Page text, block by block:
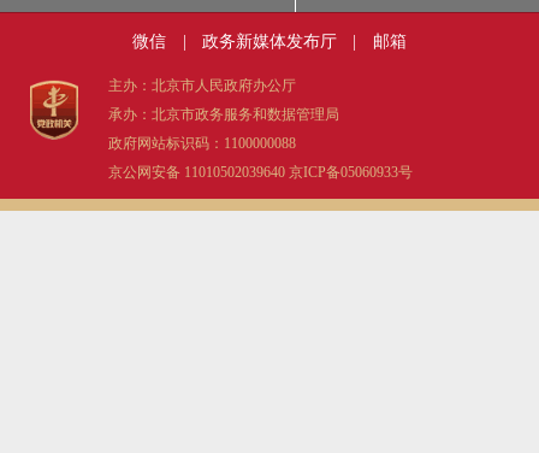
微信 政务新媒体发布厅 邮箱
主办：北京市人民政府办公厅
承办：北京市政务服务和数据管理局
政府网站标识码：1100000088
京公网安备 11010502039640 京ICP备05060933号